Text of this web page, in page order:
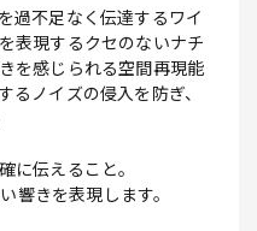
過不足なく伝達するワイ
表現するクセのないナチ
を感じられる空間再現能
るノイズの侵入を防ぎ、
に伝えること。
響きを表現します。